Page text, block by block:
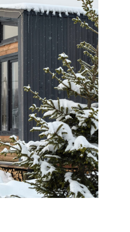
проектов.
свяжемся
время